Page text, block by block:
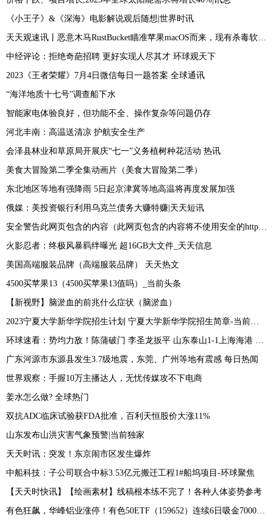
《小王子》&《深海》电影解说观后随想|世界时讯
天天观速讯丨恶意木马RustBucket瞄准苹果macOS而来，现有杀毒软件难以检测
中经评论：拒绝奇葩招聘 更好实现人尽其才 环球观天下
2023《王者荣耀》7月4日微信每日一题答案 全球通讯
“海洋地质十七号”调查船下水
智能家电体验良好，但功能不全、操作复杂等问题仍存
河北丰南：高温送清凉 护航安全生产
会泽县林业和草原局开展庆“七一”义务植树种花活动 热讯
美食大冒险第二季全集动画片（美食大冒险第二季）
东北地区等地有强降雨 5日起京津冀等地高温将再度发展加强
俄媒：美投资银行利用乌克兰债务大赚特赚|天天短讯
安全警告此网页包含的内容（此网页包含的内容将不使用安全的https）_焦点速讯
火影忍者：终极风暴羁绊曝光 超16GB大文件_天天信息
美国高端服装品牌（高端服装品牌） 天天热文
4500买苹果13（4500买苹果13值吗）_当前头条
【新视野】脑淤血的前兆什么症状（脑淤血）
2023宁夏大学新华学院招生计划 宁夏大学新华学院招生简章-当前时讯
环球速看：势均力敌！陈蒲破门 李圣龙扳平 山东泰山1-1上海海港 裁判业余
广东河源市东源县发生3.7级地震，东莞、广州等地有震感 每日热闻
世界观察：手握10万主播达人，无忧传媒攻不下电商
姜水怎么做? 全球热门
双抗ADC临床试验获FDA批准，百利天恒股价大涨11%
山东发布山洪灾害气象预警|当前独家
天天时讯：突发！东京闹市区发生爆炸
中船科技：子公司联合中标3.53亿元搬迁工程1#船坞项目-环球聚焦
【天天时快讯】【绘画素材】线稿根本练不完了！各种人体姿势参考
有色狂飙，华峰铝业涨停！有色50ETF（159652）连续6日吸金7000万！机构：加息末端，金属周期有望复苏！ -环球播资讯